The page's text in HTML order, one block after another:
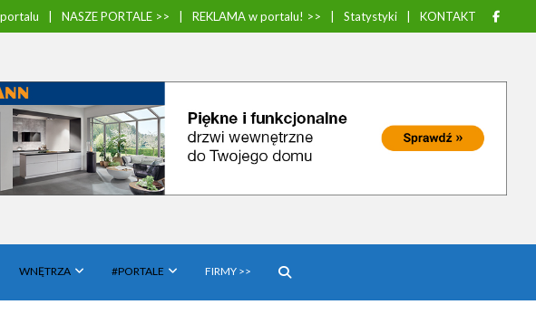
NASZE PORTALE >> REKLAMA w portalu! >> Statystyki KONTAKT
WNĘTRZA #PORTALE FIRMY >>